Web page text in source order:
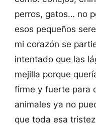
perros, gatos… no
esos pequeños
mi corazón se
intentado que las
mejilla porque
firme y fuerte para
animales ya no
que toda esa